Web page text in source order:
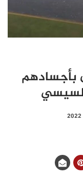
بأجسادهم